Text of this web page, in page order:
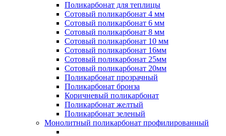
Поликарбонат для теплицы
Сотовый поликарбонат 4 мм
Сотовый поликарбонат 6 мм
Сотовый поликарбонат 8 мм
Сотовый поликарбонат 10 мм
Сотовый поликарбонат 16мм
Сотовый поликарбонат 25мм
Сотовый поликарбонат 20мм
Поликарбонат прозрачный
Поликарбонат бронза
Коричневый поликарбонат
Поликарбонат желтый
Поликарбонат зеленый
Монолитный поликарбонат профилированный